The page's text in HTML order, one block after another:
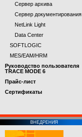
Сервер архива
Сервер документирования
NetLink Light
Data Center
SOFTLOGIC
MES/EAM/HRM
Руководство пользователя
TRACE MODE 6
Прайс-лист
Cертификаты
ВНЕДРЕНИЯ